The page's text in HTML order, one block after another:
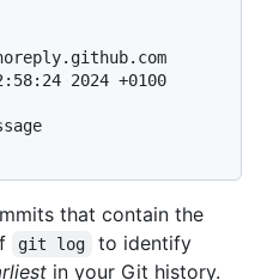
2024 +0100
that contain the
git log
to identify
in your Git history.